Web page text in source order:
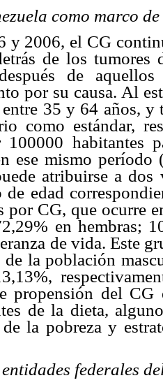
como marco
y 2006, el CG
de los tumores
de
por su causa. Al
35 y 64 años,
como estándar,
100000 habitantes
ese mismo
atribuirse a
de edad
por CG, que ocurre
en hembras;
de vida. Este
de la población
propensión del
de la dieta,
la pobreza y
federales